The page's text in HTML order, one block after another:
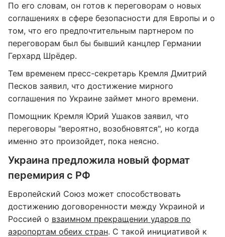
По его словам, он готов к переговорам о новых
соглашениях в сфере безопасности для Европы и о
том, что его предпочтительным партнером по
переговорам был бы бывший канцлер Германии
Герхард Шрёдер.
Тем временем пресс-секретарь Кремля Дмитрий
Песков заявил, что достижение мирного
соглашения по Украине займет много времени.
Помощник Кремля Юрий Ушаков заявил, что
переговоры "вероятно, возобновятся", но когда
именно это произойдет, пока неясно.
Украина предложила новый формат
перемирия с РФ
Европейский Союз может способствовать
достижению договоренности между Украиной и
Россией о взаимном прекращении ударов по
аэропортам обеих стран. С такой инициативой к